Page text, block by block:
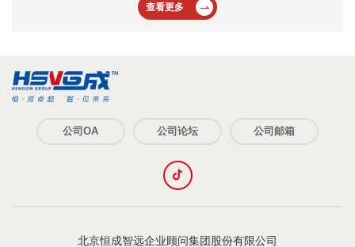
查看更多
公司OA 公司论坛 公司邮箱
北京恒成智远企业顾问集团股份有限公司